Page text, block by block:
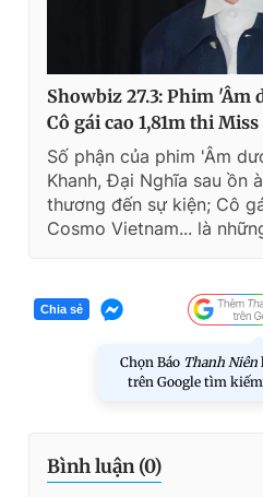
Showbiz 27.3: Phim 'Âm
Cô gái cao 1,81m thi
Số phận của phim 'Âm
Khanh, Đại Nghĩa sau ồn
thương đến sự kiện; Cô
Cosmo Vietnam... là
Chia sẻ
Chọn Báo Thanh Niên
trên Google tìm
Bình luận (0)